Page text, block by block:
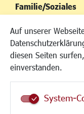
Auf unserer
diesen Seiten
einverstanden.
System-
Familie/Soziales
Kinderbetreuung
Kinder und Jugend
Institutionen für
Frauen
Schule